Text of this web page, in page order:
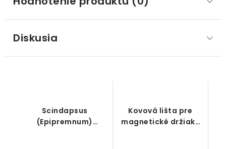
Diskusia
Scindapsus
(Epipremnum)
Kovová lišta pre
magnetické držiaky